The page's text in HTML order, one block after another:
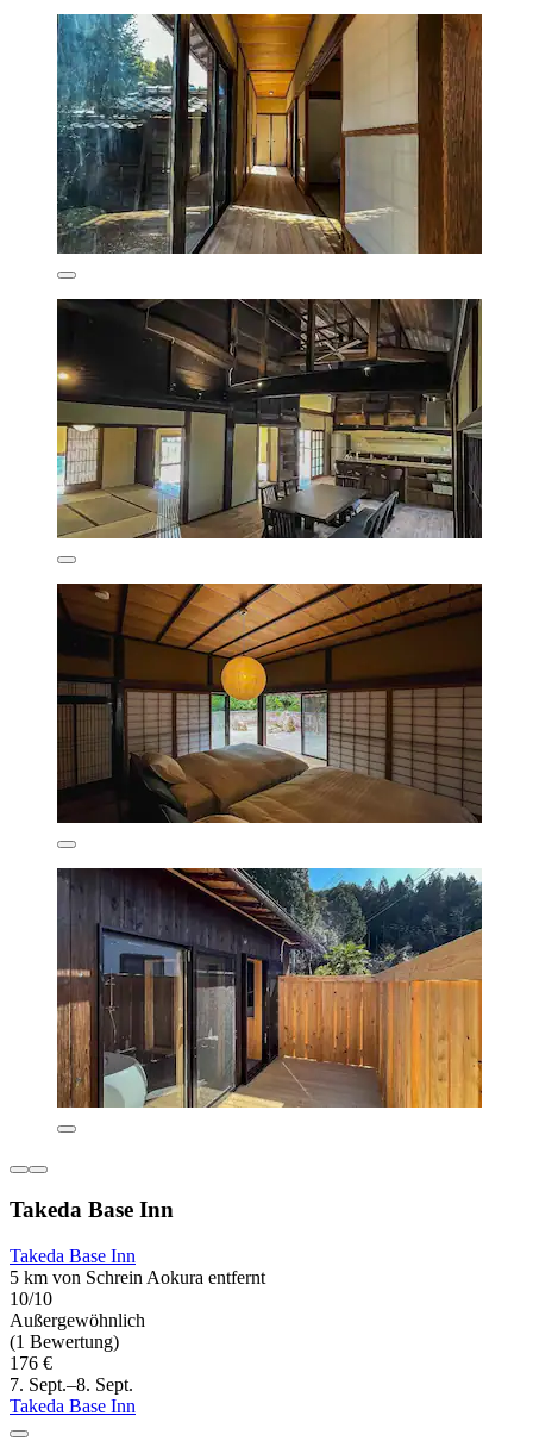
Takeda Base Inn
Takeda Base Inn
5 km von Schrein Aokura entfernt
10/10
Außergewöhnlich
(1 Bewertung)
176 €
7. Sept.–8. Sept.
Takeda Base Inn